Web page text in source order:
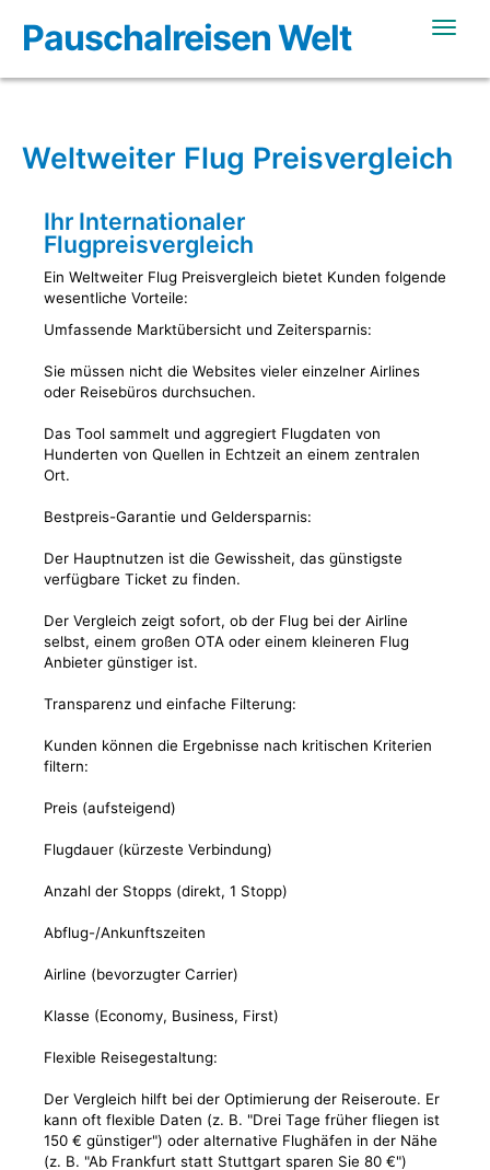
Pauschalreisen Welt
Weltweiter Flug Preisvergleich
Ihr Internationaler
Flugpreisvergleich
Ein Weltweiter Flug Preisvergleich bietet Kunden folgende
wesentliche Vorteile:
Umfassende Marktübersicht und Zeitersparnis:
Sie müssen nicht die Websites vieler einzelner Airlines
oder Reisebüros durchsuchen.
Das Tool sammelt und aggregiert Flugdaten von
Hunderten von Quellen in Echtzeit an einem zentralen
Ort.
Bestpreis-Garantie und Geldersparnis:
Der Hauptnutzen ist die Gewissheit, das günstigste
verfügbare Ticket zu finden.
Der Vergleich zeigt sofort, ob der Flug bei der Airline
selbst, einem großen OTA oder einem kleineren Flug
Anbieter günstiger ist.
Transparenz und einfache Filterung:
Kunden können die Ergebnisse nach kritischen Kriterien
filtern:
Preis (aufsteigend)
Flugdauer (kürzeste Verbindung)
Anzahl der Stopps (direkt, 1 Stopp)
Abflug-/Ankunftszeiten
Airline (bevorzugter Carrier)
Klasse (Economy, Business, First)
Flexible Reisegestaltung:
Der Vergleich hilft bei der Optimierung der Reiseroute. Er
kann oft flexible Daten (z. B. "Drei Tage früher fliegen ist
150 € günstiger") oder alternative Flughäfen in der Nähe
(z. B. "Ab Frankfurt statt Stuttgart sparen Sie 80 €")